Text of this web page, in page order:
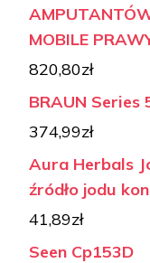
MOBILE
820,80zł
BRAUN Series
374,99zł
Aura Herbals
źródło jodu
41,89zł
Seen Cp153D